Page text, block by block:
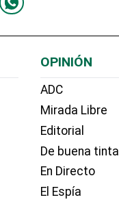
OPINIÓN
ADC
Mirada Libre
Editorial
De buena tinta
En Directo
El Espía